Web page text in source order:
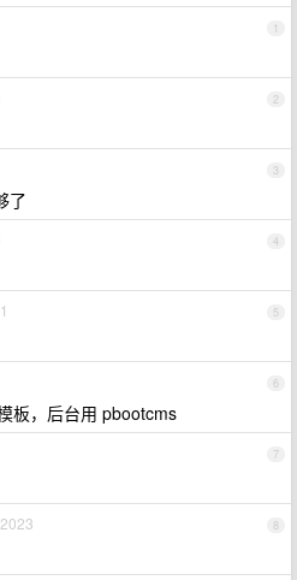
1
2
3
了
4
5
1
6
板，后台用 pbootcms
7
8